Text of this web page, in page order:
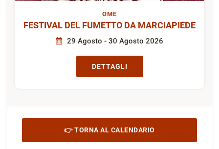
OME
FESTIVAL DEL FUMETTO DA MARCIAPIEDE
29 Agosto - 30 Agosto 2026
DETTAGLI
👉 TORNA AL CALENDARIO